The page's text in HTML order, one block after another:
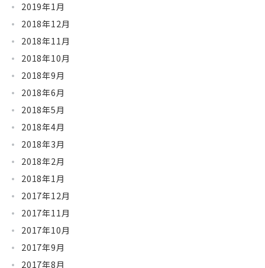
2019年1月
2018年12月
2018年11月
2018年10月
2018年9月
2018年6月
2018年5月
2018年4月
2018年3月
2018年2月
2018年1月
2017年12月
2017年11月
2017年10月
2017年9月
2017年8月